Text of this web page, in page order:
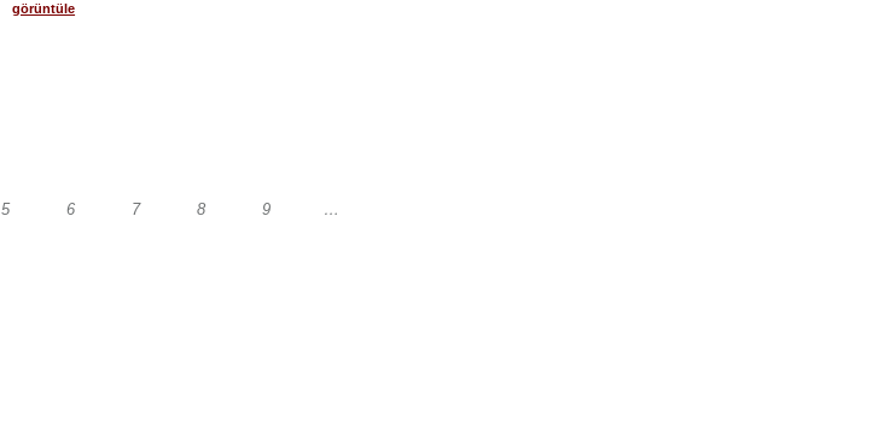
görüntüle
Sayfa
5 Sayfa
6 Sayfa
7 Sayfa
8 Sayfa
9 …